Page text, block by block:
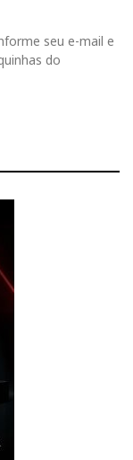
seu e-mail e
do